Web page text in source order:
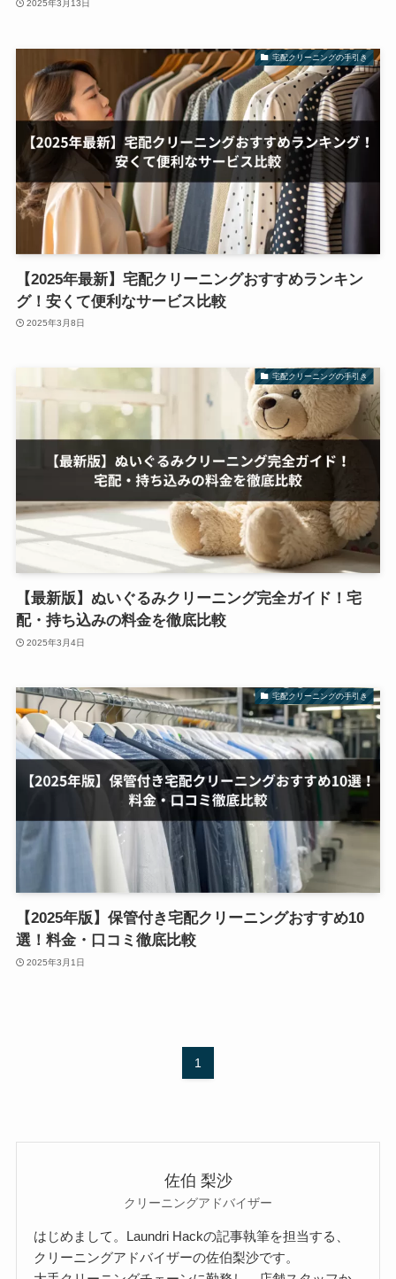
2025年3月13日
宅配クリーニングの手引き
【2025年最新】宅配クリーニングおすすめランキン
グ！安くて便利なサービス比較
2025年3月8日
宅配クリーニングの手引き
【最新版】ぬいぐるみクリーニング完全ガイド！宅
配・持ち込みの料金を徹底比較
2025年3月4日
宅配クリーニングの手引き
【2025年版】保管付き宅配クリーニングおすすめ10
選！料金・口コミ徹底比較
2025年3月1日
1
佐伯 梨沙
クリーニングアドバイザー
はじめまして。Laundri Hackの記事執筆を担当する、
クリーニングアドバイザーの佐伯梨沙です。